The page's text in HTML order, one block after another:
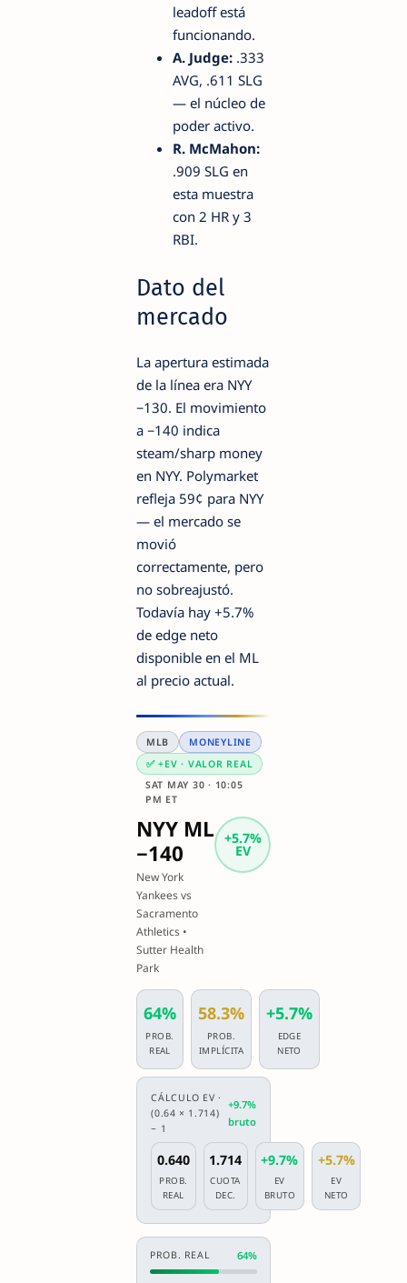
leadoff está
funcionando.
A. Judge: .333
AVG, .611 SLG
— el núcleo de
poder activo.
R. McMahon:
.909 SLG en
esta muestra
con 2 HR y 3
RBI.
Dato del
mercado
La apertura estimada
de la línea era NYY
−130. El movimiento
a −140 indica
steam/sharp money
en NYY. Polymarket
refleja 59¢ para NYY
— el mercado se
movió
correctamente, pero
no sobreajustó.
Todavía hay +5.7%
de edge neto
disponible en el ML
al precio actual.
MLB
MONEYLINE
✅ +EV · VALOR REAL
SAT MAY 30 · 10:05
PM ET
NYY ML
−140
New York
Yankees vs
Sacramento
Athletics •
Sutter Health
Park
+5.7%
EV
64%
PROB.
REAL
58.3%
PROB.
IMPLÍCITA
+5.7%
EDGE
NETO
CÁLCULO EV ·
(0.64 × 1.714)
− 1
+9.7%
bruto
0.640
PROB.
REAL
1.714
CUOTA
DEC.
+9.7%
EV
BRUTO
+5.7%
EV
NETO
PROB. REAL 64%